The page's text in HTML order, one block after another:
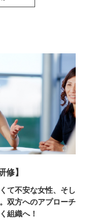
修】
て不安な女性、そし
双方へのアプローチ
組織へ！